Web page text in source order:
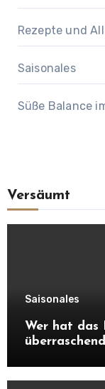
Rezepte und
Saisonales
Süße Balance
Versäumt
Saisonales
Wer hat das